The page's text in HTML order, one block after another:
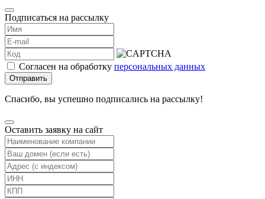
Подписаться на рассылку
Согласен на обработку персональных данных
Отправить
Спасибо, вы успешно подписались на рассылку!
Оставить заявку на сайт